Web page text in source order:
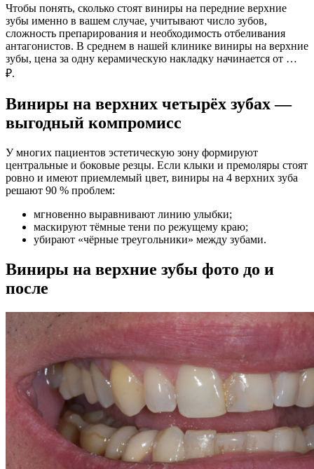
Чтобы понять, сколько стоят виниры на передние верхние
зубы именно в вашем случае, учитывают число зубов,
сложность препарирования и необходимость отбеливания
антагонистов. В среднем в нашей клинике виниры на верхние
зубы, цена за одну керамическую накладку начинается от …
₽.
Виниры на верхних четырёх зубах —
выгодный компромисс
У многих пациентов эстетическую зону формируют
центральные и боковые резцы. Если клыки и премоляры стоят
ровно и имеют приемлемый цвет, виниры на 4 верхних зуба
решают 90 % проблем:
мгновенно выравнивают линию улыбки;
маскируют тёмные тени по режущему краю;
убирают «чёрные треугольники» между зубами.
Виниры на верхние зубы фото до и
после